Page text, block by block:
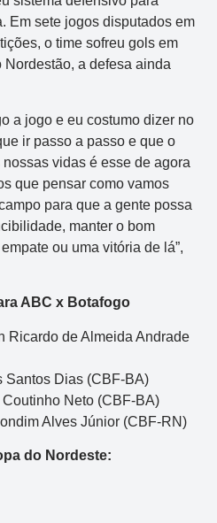
Em sete jogos disputados em
o time sofreu gols em
a defesa ainda
a jogo e eu costumo dizer no
ir passo a passo e que o
vidas é esse de agora
que pensar como vamos
para que a gente possa
manter o bom
ou uma vitória de lá”,
ABC x Botafogo
Ricardo de Almeida Andrade
Santos Dias (CBF-BA)
Neto (CBF-BA)
Alves Júnior (CBF-RN)
do Nordeste: